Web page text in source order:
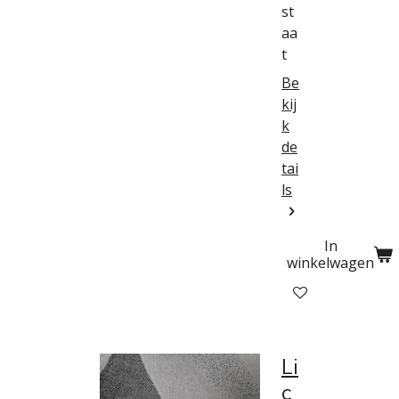
st
aa
t
Be
kij
k
de
tai
ls
In
winkelwagen
Li
c